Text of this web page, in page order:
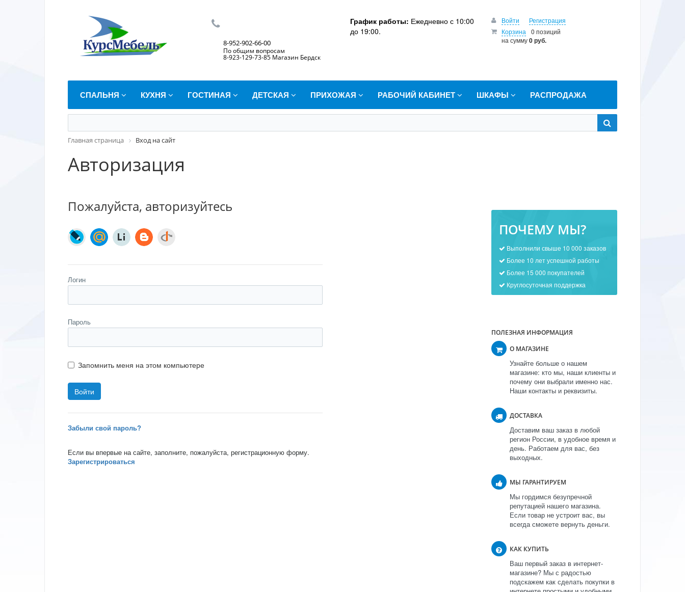
8-952-902-66-00
По общим вопросам
8-923-129-73-85 Магазин Бердск
График работы: Ежедневно с 10:00
до 19:00.
Войти
Регистрация
Корзина
0 позиций
на сумму0 руб.
СПАЛЬНЯ КУХНЯ ГОСТИНАЯ ДЕТСКАЯ ПРИХОЖАЯ РАБОЧИЙ КАБИНЕТ ШКАФЫ РАСПРОДАЖА
Главная страница Вход на сайт
Авторизация
Пожалуйста, авторизуйтесь
Логин
Пароль
Запомнить меня на этом компьютере
Забыли свой пароль?
Если вы впервые на сайте, заполните, пожалуйста, регистрационную форму.
Зарегистрироваться
ПОЧЕМУ МЫ?
Выполнили свыше 10 000 заказов
Более 10 лет успешной работы
Более 15 000 покупателей
Круглосуточная поддержка
ПОЛЕЗНАЯ ИНФОРМАЦИЯ
О МАГАЗИНЕ
Узнайте больше о нашем
магазине: кто мы, наши клиенты и
почему они выбрали именно нас.
Наши контакты и реквизиты.
ДОСТАВКА
Доставим ваш заказ в любой
регион России, в удобное время и
день. Работаем для вас, без
выходных.
МЫ ГАРАНТИРУЕМ
Мы гордимся безупречной
репутацией нашего магазина.
Если товар не устроит вас, вы
всегда сможете вернуть деньги.
КАК КУПИТЬ
Ваш первый заказ в интернет-
магазине? Мы с радостью
подскажем как сделать покупки в